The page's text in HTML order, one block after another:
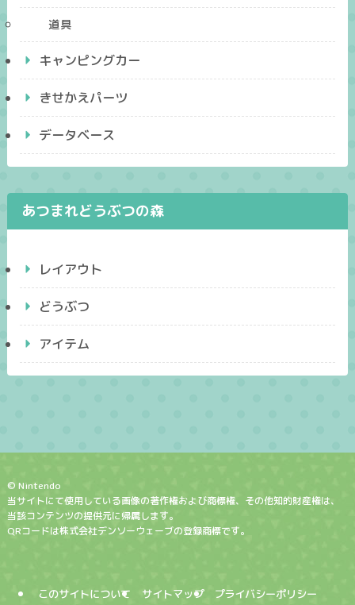
道具
キャンピングカー
きせかえパーツ
データベース
あつまれどうぶつの森
レイアウト
どうぶつ
アイテム
© Nintendo
当サイトにて使用している画像の著作権および商標権、その他知的財産権は、
当該コンテンツの提供元に帰属します。
QRコードは株式会社デンソーウェーブの登録商標です。
このサイトについて サイトマップ プライバシーポリシー